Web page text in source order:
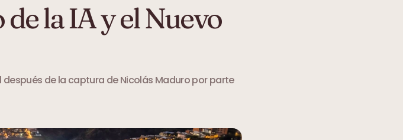
la IA y el Nuevo
de la captura de Nicolás Maduro por parte